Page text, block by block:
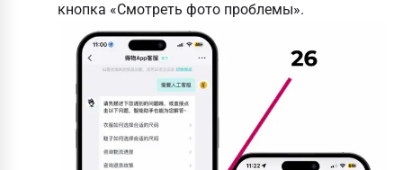
кнопка «Смотреть фото проблемы».